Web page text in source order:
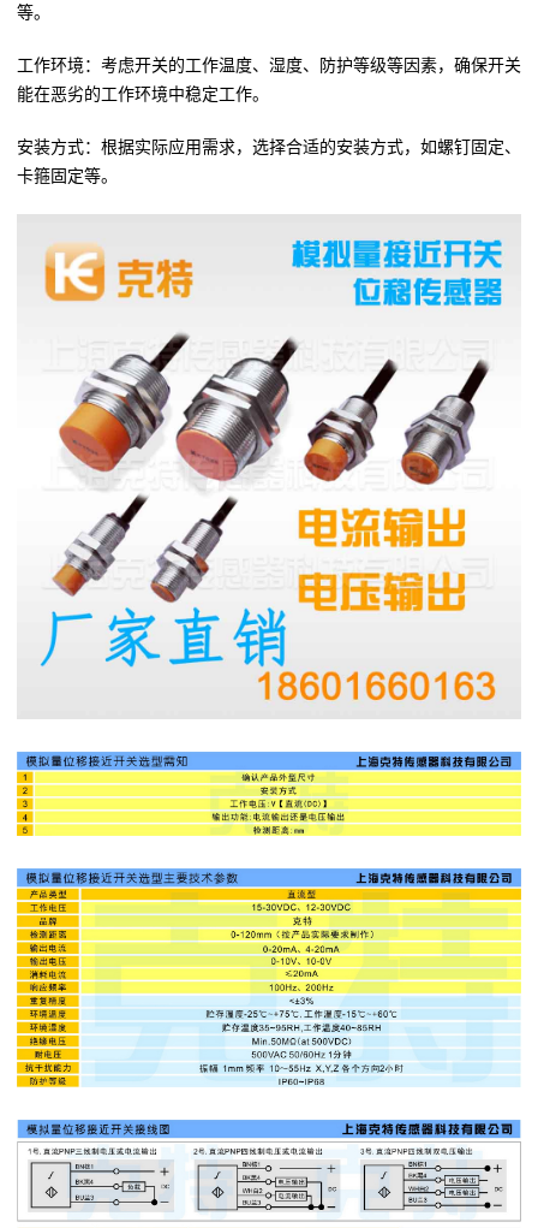
等。
工作环境：考虑开关的工作温度、湿度、防护等级等因素，确保开关
能在恶劣的工作环境中稳定工作。
安装方式：根据实际应用需求，选择合适的安装方式，如螺钉固定、
卡箍固定等。